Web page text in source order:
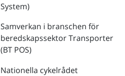
System)
Samverkan i branschen för
beredskapssektor Transporter
(BT POS)
Nationella cykelrådet